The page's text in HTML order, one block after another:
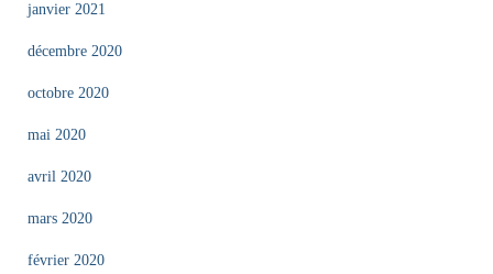
janvier 2021
décembre 2020
octobre 2020
mai 2020
avril 2020
mars 2020
février 2020